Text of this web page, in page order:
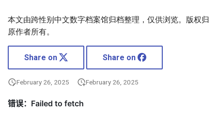
本文由跨性别中文数字档案馆归档整理，仅供浏览。版权归
原作者所有。
Share on Share on
February 26, 2025 February 26, 2025